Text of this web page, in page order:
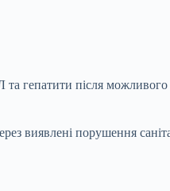
гепатити після можливого
виявлені порушення